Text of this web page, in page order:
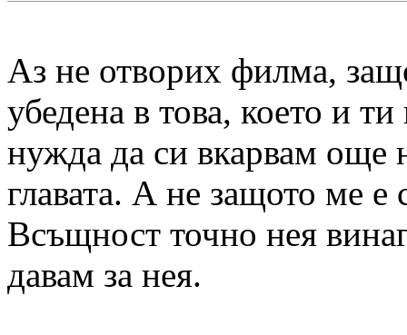
Аз не отворих филма,
убедена в това, което и
нужда да си вкарвам още
главата. А не защото ме е
Всъщност точно нея
давам за нея.